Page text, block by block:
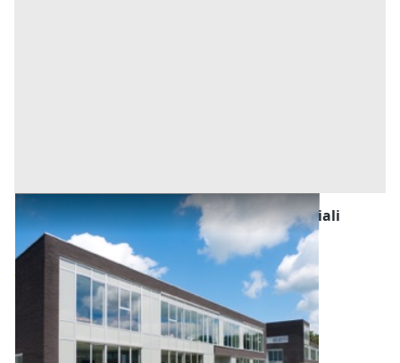
Fabbricati Costruiti per Esigenze Commerciali
all'asta a Padova
San Pietro Viminario (Padova)
Offerta minima
33.150 € 44.200 €
Codice asta:94df44c2
Asta chiusa